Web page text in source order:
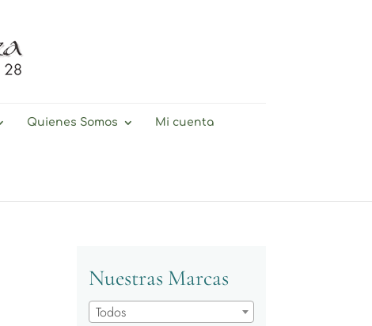
Quienes Somos Mi cuenta
Nuestras Marcas
Todos